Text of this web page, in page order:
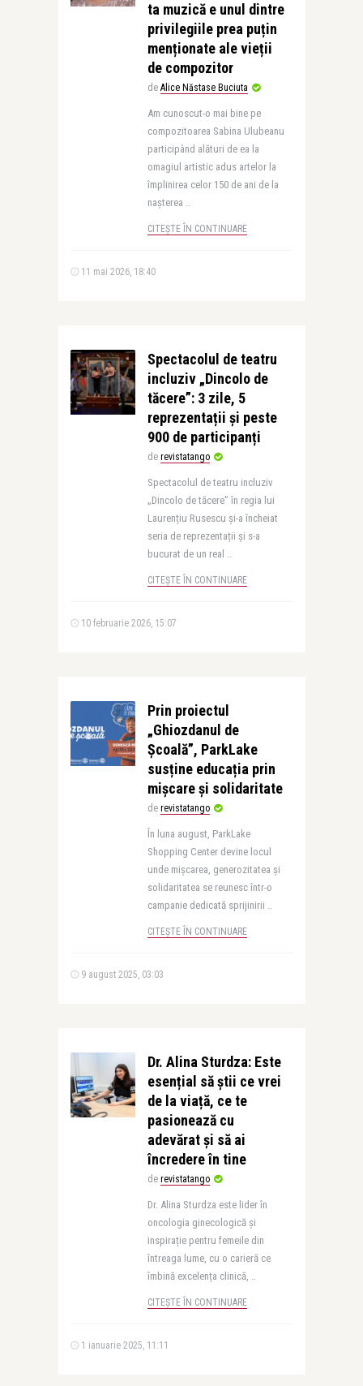
ta muzică e unul dintre
privilegiile prea puțin
menționate ale vieții
de compozitor
de Alice Năstase Buciuta
Am cunoscut-o mai bine pe
compozitoarea Sabina Ulubeanu
participând alături de ea la
omagiul artistic adus artelor la
împlinirea celor 150 de ani de la
nașterea ..
CITEȘTE ÎN CONTINUARE
11 mai 2026, 18:40
Spectacolul de teatru
incluziv „Dincolo de
tăcere”: 3 zile, 5
reprezentații și peste
900 de participanți
de revistatango
Spectacolul de teatru incluziv
„Dincolo de tăcere” în regia lui
Laurențiu Rusescu și-a încheiat
seria de reprezentații și s-a
bucurat de un real ..
CITEȘTE ÎN CONTINUARE
10 februarie 2026, 15:07
Prin proiectul
„Ghiozdanul de
Școală”, ParkLake
susține educația prin
mișcare și solidaritate
de revistatango
În luna august, ParkLake
Shopping Center devine locul
unde mișcarea, generozitatea și
solidaritatea se reunesc într-o
campanie dedicată sprijinirii ..
CITEȘTE ÎN CONTINUARE
9 august 2025, 03:03
Dr. Alina Sturdza: Este
esențial să știi ce vrei
de la viață, ce te
pasionează cu
adevărat și să ai
încredere în tine
de revistatango
Dr. Alina Sturdza este lider în
oncologia ginecologică și
inspirație pentru femeile din
întreaga lume, cu o carieră ce
îmbină excelența clinică, ..
CITEȘTE ÎN CONTINUARE
1 ianuarie 2025, 11:11